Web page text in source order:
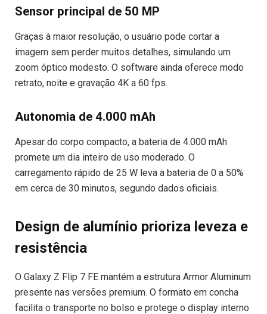
Sensor principal de 50 MP
Graças à maior resolução, o usuário pode cortar a
imagem sem perder muitos detalhes, simulando um
zoom óptico modesto. O software ainda oferece modo
retrato, noite e gravação 4K a 60 fps.
Autonomia de 4.000 mAh
Apesar do corpo compacto, a bateria de 4.000 mAh
promete um dia inteiro de uso moderado. O
carregamento rápido de 25 W leva a bateria de 0 a 50%
em cerca de 30 minutos, segundo dados oficiais.
Design de alumínio prioriza leveza e
resistência
O Galaxy Z Flip 7 FE mantém a estrutura Armor Aluminum
presente nas versões premium. O formato em concha
facilita o transporte no bolso e protege o display interno